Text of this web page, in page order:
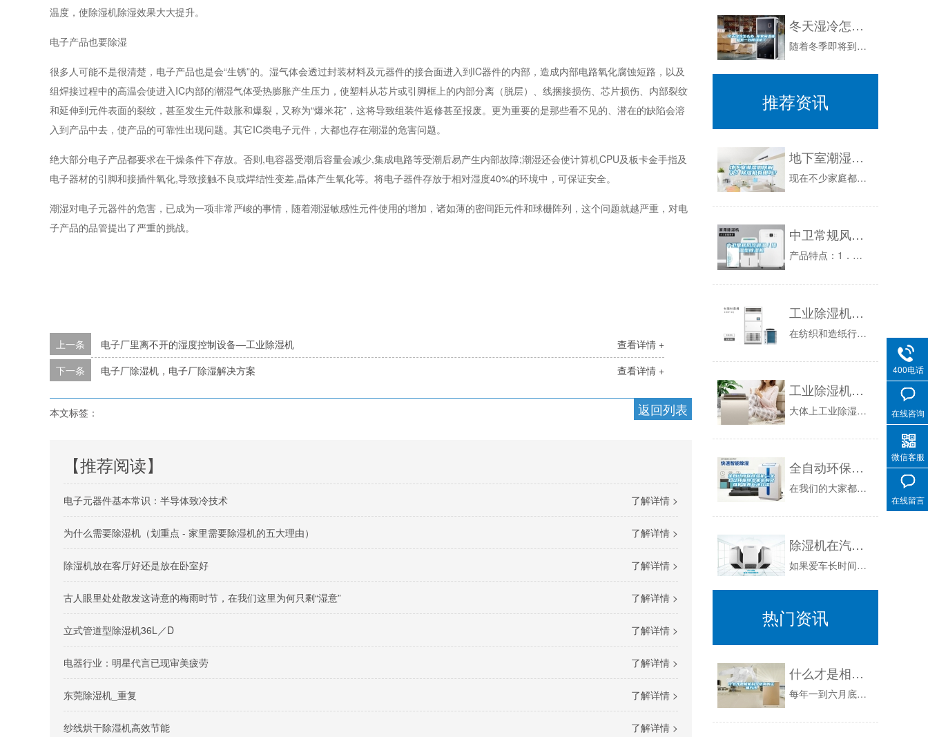
温度，使除湿机除湿效果大大提升。
电子产品也要除湿
很多人可能不是很清楚，电子产品也是会“生锈”的。湿气体会透过封装材料及元器件的接合面进入到IC器件的内部，造成内部电路氧化腐蚀短路，以及
组焊接过程中的高温会使进入IC内部的潮湿气体受热膨胀产生压力，使塑料从芯片或引脚框上的内部分离（脱层）、线捆接损伤、芯片损伤、内部裂纹
和延伸到元件表面的裂纹，甚至发生元件鼓胀和爆裂，又称为“爆米花”，这将导致组装件返修甚至报废。更为重要的是那些看不见的、潜在的缺陷会溶
入到产品中去，使产品的可靠性出现问题。其它IC类电子元件，大都也存在潮湿的危害问题。
绝大部分电子产品都要求在干燥条件下存放。否则,电容器受潮后容量会减少,集成电路等受潮后易产生内部故障;潮湿还会使计算机CPU及板卡金手指及
电子器材的引脚和接插件氧化,导致接触不良或焊结性变差,晶体产生氧化等。将电子器件存放于相对湿度40%的环境中，可保证安全。
潮湿对电子元器件的危害，已成为一项非常严峻的事情，随着潮湿敏感性元件使用的增加，诸如薄的密间距元件和球栅阵列，这个问题就越严重，对电
子产品的品管提出了严重的挑战。
查看详情 +
上一条
电子厂里离不开的湿度控制设备—工业除湿机
查看详情 +
下一条 电子厂除湿机，电子厂除湿解决方案
返回列表
本文标签：
【推荐阅读】
了解详情 >
电子元器件基本常识：半导体致冷技术
了解详情 >
为什么需要除湿机（划重点 - 家里需要除湿机的五大理由）
了解详情 >
除湿机放在客厅好还是放在卧室好
了解详情 >
古人眼里处处散发这诗意的梅雨时节，在我们这里为何只剩“湿意”
了解详情 >
立式管道型除湿机36L／D
了解详情 >
电器行业：明星代言已现审美疲劳
了解详情 >
东莞除湿机_重复
了解详情 >
纱线烘干除湿机高效节能
冬天湿冷怎么办 你家离温暖就差一台除湿机了
随着冬季即将到来，不少生活在南方的小伙伴应该深有体会，不仅家里湿气重，天一冷就显得冷的更刺骨了。那你家真的太缺一台除湿机了。除湿机其实就是干...
推荐资讯
地下室潮湿如何解决？除湿机有用吗？
现在不少家庭都有自己的车库，或者是地下的储物间。这些地方往往由于气温较低，一到夏天，就很容易潮湿。这样把汽车，工具，摩托车或者储藏物品放在一...
中卫常规风冷调温／降温型除湿机
产品特点：1．调温湿机产品，适用于是室温-5～28℃，相对湿度25～75%需要调温湿的使用场合，如粮食种于库、显影胶片库及贵重文物等特殊物品...
工业除湿机的箱体结构有哪些？
在纺织和造纸行业中厂家都会重视工业除湿机的使用情况，这种除湿机在启动之后可以及时将空气中的湿度标准降低，让周围环境保持干燥状态，人们在进行生...
工业除湿机的应用
大体上工业除湿机应用于两个地方：一：防止物体再吸回湿气二：产品干燥如果能正确应用除湿技术，可改善生产技术创造惊人的利益。产品干燥毫无疑问的，...
全自动环保除湿机—全自动环保除湿机选购及维护保养方法介绍
在我们的大家都买实用除湿机的时候，全自动环保除湿机是我们现在很多的消费者比较喜欢的一款类型，而当我们在购买全自动环保除湿机的时候，一定要讲究...
除湿机在汽车车辆除湿防锈上的应用
如果爱车长时间没有使用空调，汽车水箱、冷凝器表面会覆盖大量的尘土和杂物，这都会使车辆产生水温高和空调制冷效果差等问题，会导致空调电子扇长时间...
热门资讯
什么才是相机科学防潮的正确方法
每年一到六月底七月初的时候，全国各地都会开启“下雨模式”。就连笔者所处的以缺水著称的帝都，这两天也是阴雨连绵。什么东西一多了也都受不了，这雨...
400电话
在线咨询
微信客服
在线留言